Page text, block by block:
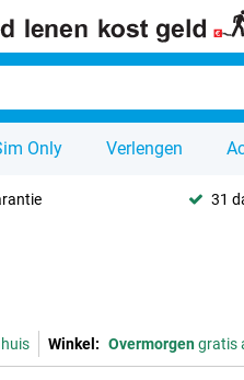
Only Verlengen
31
Winkel: Overmorgengratis